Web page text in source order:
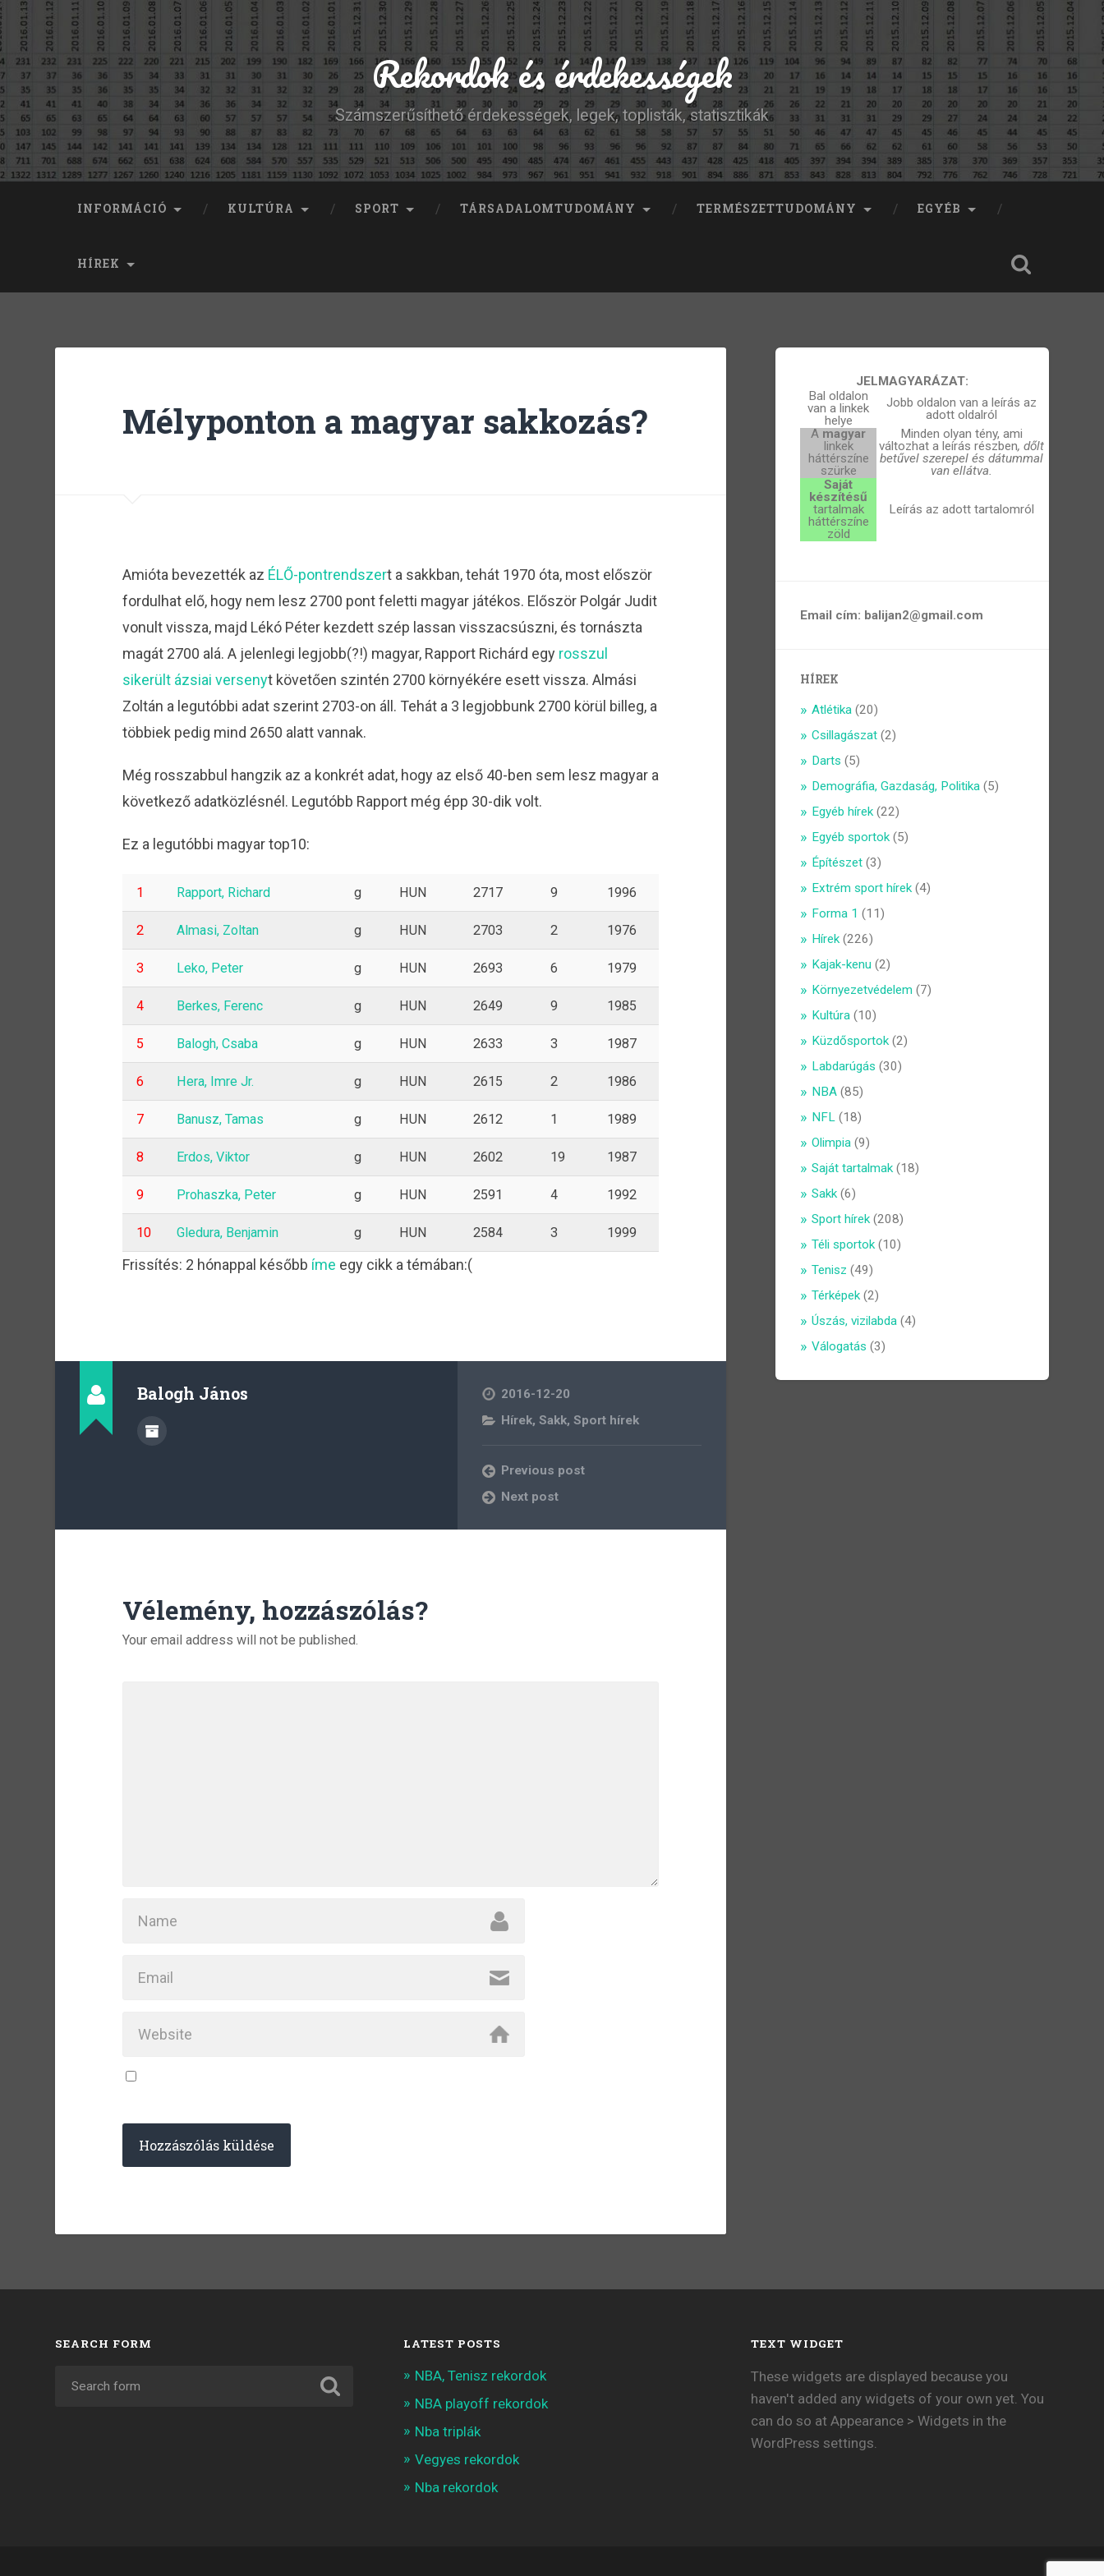
Rekordok és érdekességek
Számszerűsíthető érdekességek, legek, toplisták, statisztikák
INFORMÁCIÓ KULTÚRA SPORT TÁRSADALOMTUDOMÁNY TERMÉSZETTUDOMÁNY EGYÉB
HÍREK
Mélyponton a magyar sakkozás?
Amióta bevezették az ÉLŐ-pontrendszert a sakkban, tehát 1970 óta, most először
fordulhat elő, hogy nem lesz 2700 pont feletti magyar játékos. Először Polgár Judit
vonult vissza, majd Lékó Péter kezdett szép lassan visszacsúszni, és tornászta
magát 2700 alá. A jelenlegi legjobb(?!) magyar, Rapport Richárd egy rosszul
sikerült ázsiai versenyt követően szintén 2700 környékére esett vissza. Almási
Zoltán a legutóbbi adat szerint 2703-on áll. Tehát a 3 legjobbunk 2700 körül billeg, a
többiek pedig mind 2650 alatt vannak.
Még rosszabbul hangzik az a konkrét adat, hogy az első 40-ben sem lesz magyar a
következő adatközlésnél. Legutóbb Rapport még épp 30-dik volt.
Ez a legutóbbi magyar top10:
1 Rapport, Richard g HUN 2717 9 1996
2 Almasi, Zoltan g HUN 2703 2 1976
3 Leko, Peter g HUN 2693 6 1979
4 Berkes, Ferenc g HUN 2649 9 1985
5 Balogh, Csaba g HUN 2633 3 1987
6 Hera, Imre Jr. g HUN 2615 2 1986
7 Banusz, Tamas g HUN 2612 1 1989
8 Erdos, Viktor g HUN 2602 19 1987
9 Prohaszka, Peter g HUN 2591 4 1992
10 Gledura, Benjamin g HUN 2584 3 1999
Frissítés: 2 hónappal később íme egy cikk a témában:(
Balogh János
2016-12-20
Hírek,Sakk,Sport hírek
Previous post
Next post
Vélemény, hozzászólás?
Your email address will not be published.
JELMAGYARÁZAT:
Bal oldalon
van a linkek
helye
Jobb oldalon van a leírás az
adott oldalról
A magyar
linkek
háttérszíne
szürke
Minden olyan tény, ami
változhat a leírás részben, dőlt
betűvel szerepel és dátummal
van ellátva.
Saját
készítésű
tartalmak
háttérszíne
zöld
Leírás az adott tartalomról
Email cím: balijan2@gmail.com
HÍREK
Atlétika (20)
Csillagászat (2)
Darts (5)
Demográfia, Gazdaság, Politika (5)
Egyéb hírek(22)
Egyéb sportok(5)
Építészet (3)
Extrém sport hírek(4)
Forma 1 (11)
Hírek(226)
Kajak-kenu (2)
Környezetvédelem (7)
Kultúra (10)
Küzdősportok(2)
Labdarúgás (30)
NBA (85)
NFL (18)
Olimpia (9)
Saját tartalmak(18)
Sakk(6)
Sport hírek(208)
Téli sportok(10)
Tenisz (49)
Térképek(2)
Úszás, vizilabda (4)
Válogatás (3)
SEARCH FORM LATEST POSTS
NBA, Tenisz rekordok
NBA playoff rekordok
Nba triplák
Vegyes rekordok
Nba rekordok
TEXT WIDGET
These widgets are displayed because you
haven't added any widgets of your own yet. You
can do so at Appearance > Widgets in the
WordPress settings.